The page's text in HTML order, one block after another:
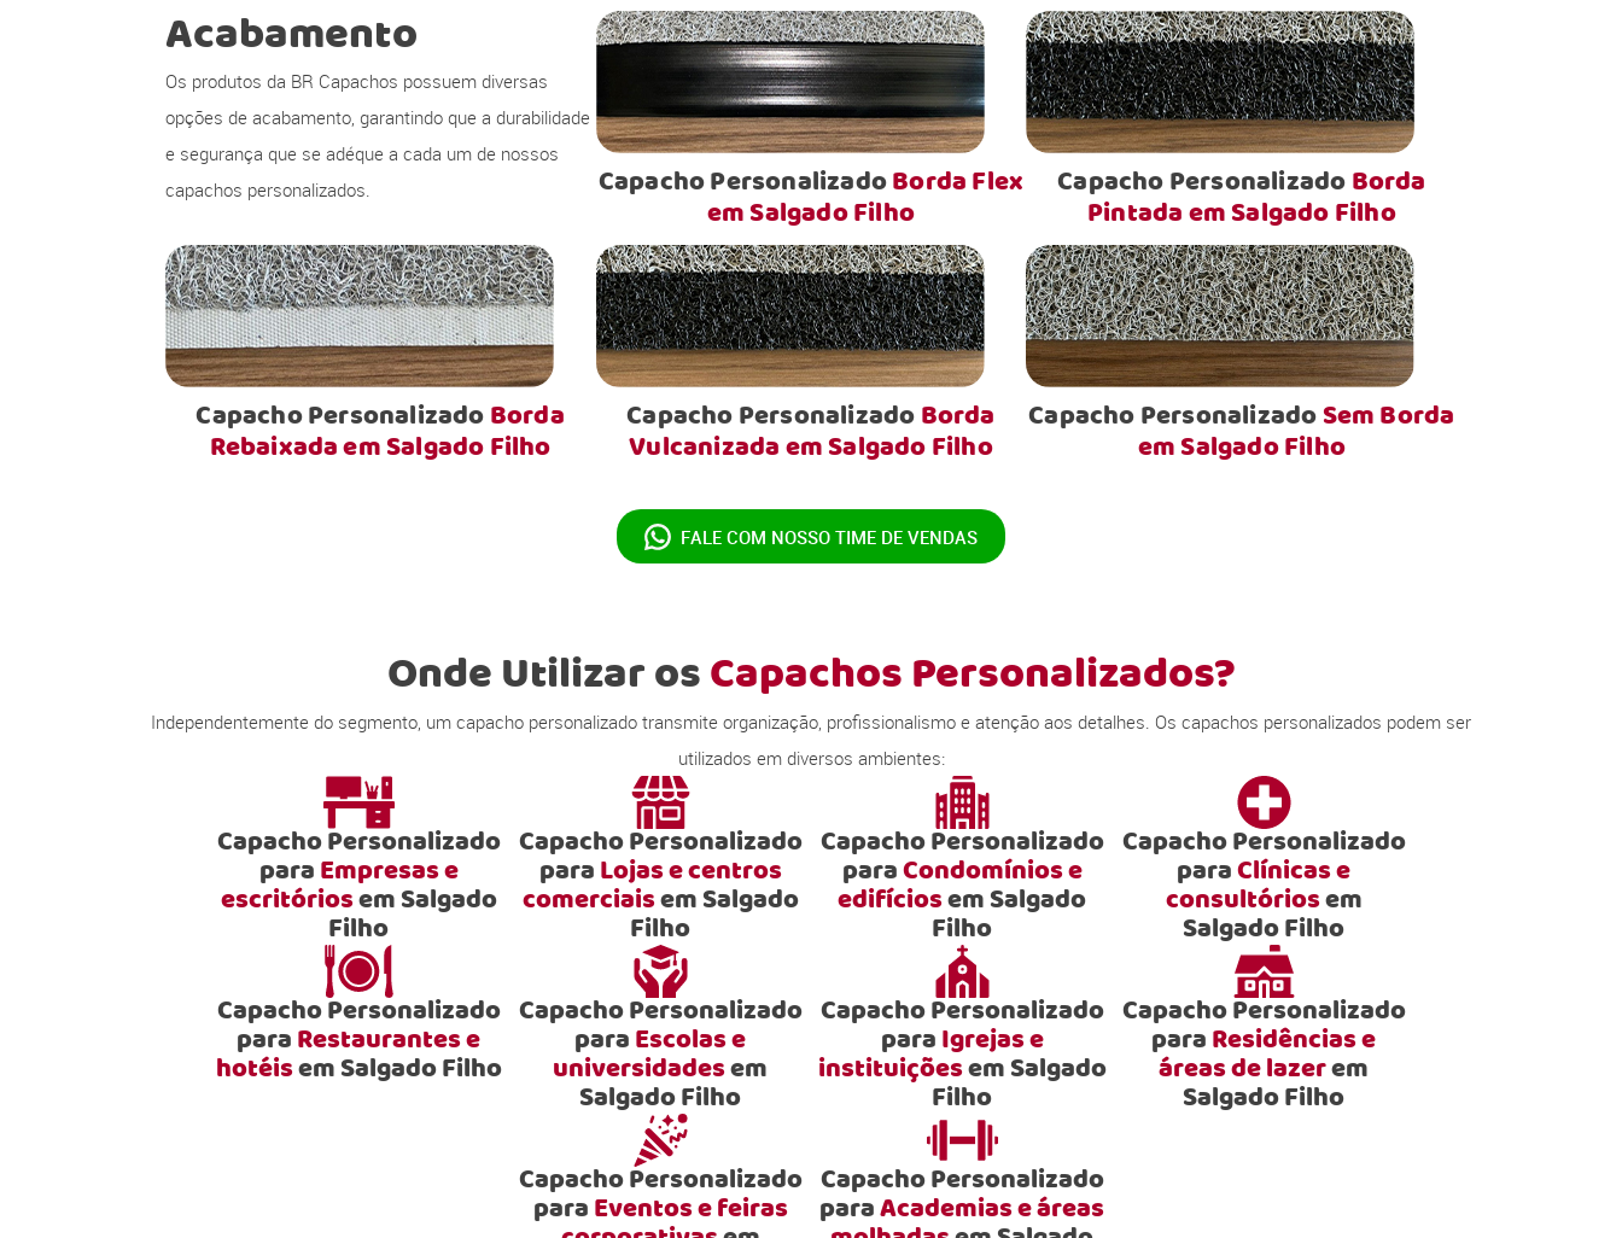
Acabamento
Os produtos da BR Capachos possuem diversas
opções de acabamento, garantindo que a durabilidade
e segurança que se adéque a cada um de nossos
capachos personalizados.
Capacho PersonalizadoBorda Flex
em Salgado Filho
Capacho PersonalizadoBorda
Pintada em Salgado Filho
Capacho PersonalizadoBorda
Rebaixada em Salgado Filho
Capacho PersonalizadoBorda
Vulcanizada em Salgado Filho
Capacho PersonalizadoSem Borda
em Salgado Filho
FALE COM NOSSO TIME DE VENDAS
Onde Utilizar osCapachos Personalizados?
Independentemente do segmento, um capacho personalizado transmite organização, profissionalismo e atenção aos detalhes. Os capachos personalizados podem ser
utilizados em diversos ambientes:
Capacho Personalizado
paraEmpresas e
escritóriosem Salgado
Filho
Capacho Personalizado
paraLojas e centros
comerciaisem Salgado
Filho
Capacho Personalizado
paraCondomínios e
edifíciosem Salgado
Filho
Capacho Personalizado
paraClínicas e
consultóriosem
Salgado Filho
Capacho Personalizado
paraRestaurantes e
hotéisem Salgado Filho
Capacho Personalizado
paraEscolas e
universidadesem
Salgado Filho
Capacho Personalizado
paraIgrejas e
instituiçõesem Salgado
Filho
Capacho Personalizado
paraResidências e
áreas de lazerem
Salgado Filho
Capacho Personalizado
paraEventos e feiras
Capacho Personalizado
paraAcademias e áreas